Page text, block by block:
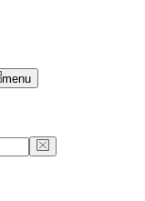
menu